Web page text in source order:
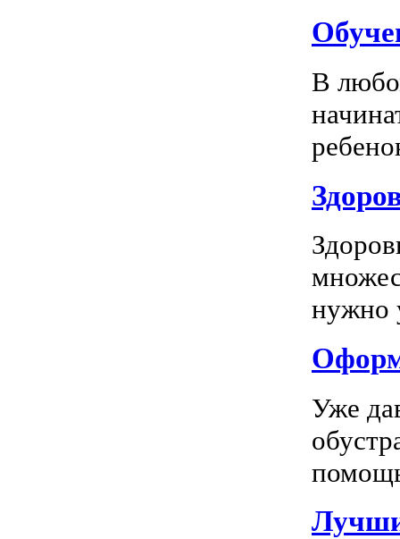
В
нужно
Уже